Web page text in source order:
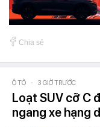
Chia sẻ
Ô TÔ - 3 GIỜ TRƯỚC
Loạt SUV cỡ C
ngang xe hạng